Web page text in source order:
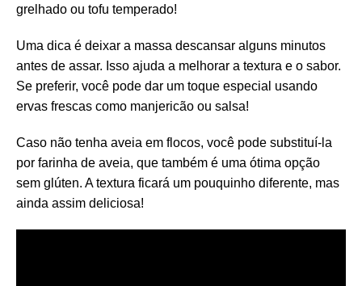
grelhado ou tofu temperado!
Uma dica é deixar a massa descansar alguns minutos
antes de assar. Isso ajuda a melhorar a textura e o sabor.
Se preferir, você pode dar um toque especial usando
ervas frescas como manjericão ou salsa!
Caso não tenha aveia em flocos, você pode substituí-la
por farinha de aveia, que também é uma ótima opção
sem glúten. A textura ficará um pouquinho diferente, mas
ainda assim deliciosa!